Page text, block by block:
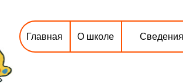
Главная О школе